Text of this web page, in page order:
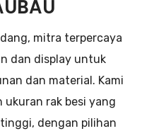
mitra terpercaya
dan display untuk
dan material. Kami
ukuran rak besi yang
dengan pilihan